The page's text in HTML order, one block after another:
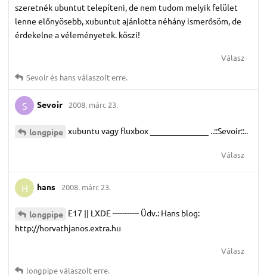
szeretnék ubuntut telepíteni, de nem tudom melyik felület
lenne előnyösebb, xubuntut ajánlotta néhány ismerősöm, de
érdekelne a véleményetek. köszi!
Válasz
Sevoirés hansválaszolt erre.
S Sevoir 2008. márc 23.
longpipe xubuntu vagy fluxbox ______________ ..::Sevoir::..
Válasz
H hans 2008. márc 23.
longpipe E17 || LXDE ----------- Üdv.: Hans blog:
http://horvathjanos.extra.hu
Válasz
longpipeválaszolt erre.